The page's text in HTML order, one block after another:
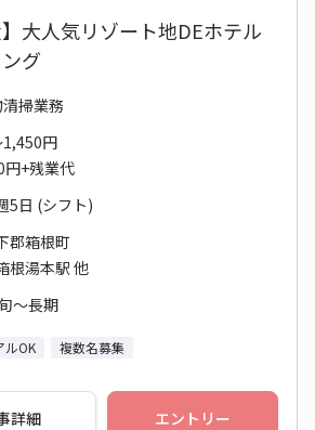
】大人気リゾート地DEホテル
グ
掃業務
円
円+残業代
5日 (シフト)
郡箱根町
根湯本駅 他
～長期
ルOK 複数名募集
詳細 エントリー